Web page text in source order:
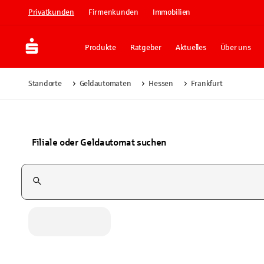
Privatkunden Firmenkunden Immobilien
Produkte Ratgeber Aktuelles Über uns
Standorte Geldautomaten Hessen Frankfurt
Filiale oder Geldautomat suchen
Suchfeld